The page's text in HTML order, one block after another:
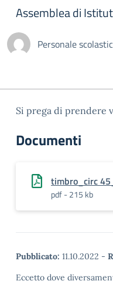
Assemblea di
Personale
Si prega di prendere
Documenti
timbro_circ
pdf - 215 kb
Pubblicato: 11.10.2022 -
Eccetto dove